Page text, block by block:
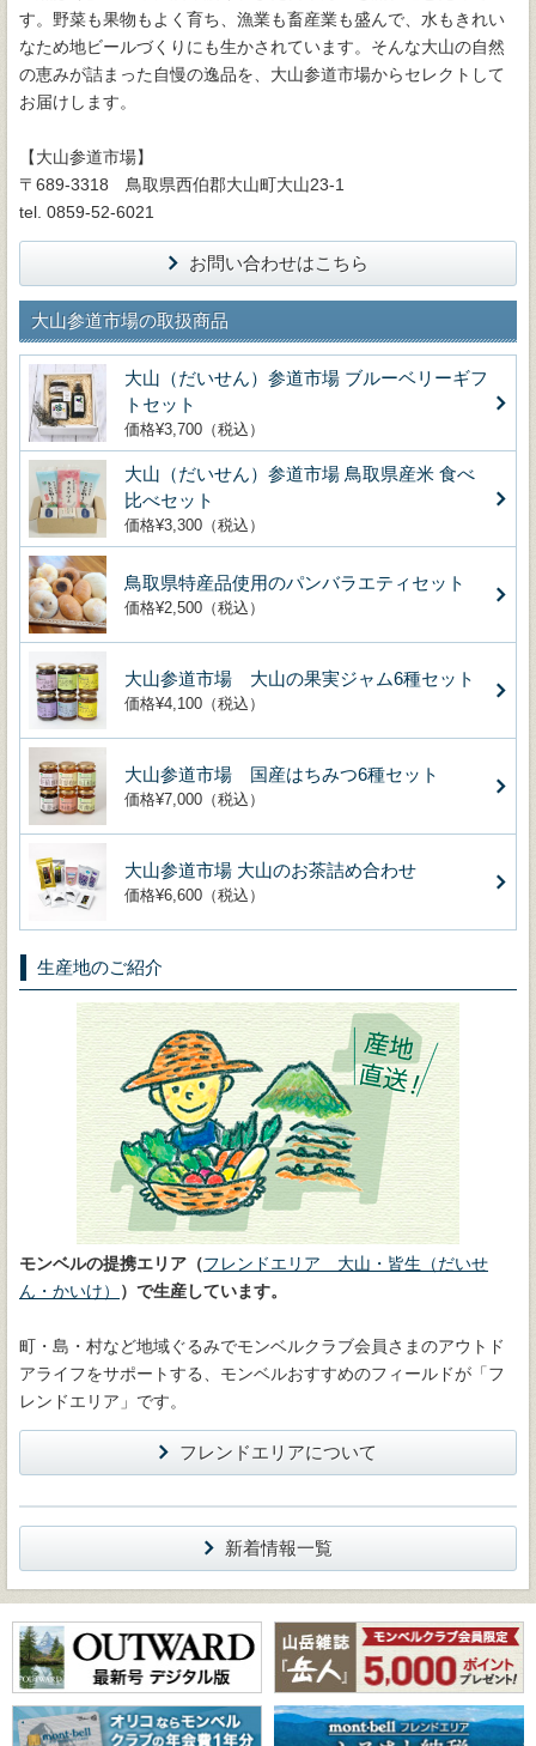
す。野菜も果物もよく育ち、漁業も畜産業も盛んで、水もきれい
なため地ビールづくりにも生かされています。そんな大山の自然
の恵みが詰まった自慢の逸品を、大山参道市場からセレクトして
お届けします。
【大山参道市場】
〒689-3318 鳥取県西伯郡大山町大山23-1
tel. 0859-52-6021
お問い合わせはこちら
大山参道市場の取扱商品
大山（だいせん）参道市場 ブルーベリーギフ
トセット
価格¥3,700（税込）
大山（だいせん）参道市場 鳥取県産米 食べ
比べセット
価格¥3,300（税込）
鳥取県特産品使用のパンバラエティセット
価格¥2,500（税込）
大山参道市場 大山の果実ジャム6種セット
価格¥4,100（税込）
大山参道市場 国産はちみつ6種セット
価格¥7,000（税込）
大山参道市場 大山のお茶詰め合わせ
価格¥6,600（税込）
生産地のご紹介
モンベルの提携エリア（フレンドエリア 大山・皆生（だいせ
ん・かいけ）
）で生産しています。
町・島・村など地域ぐるみでモンベルクラブ会員さまのアウトド
アライフをサポートする、モンベルおすすめのフィールドが「フ
レンドエリア」です。
フレンドエリアについて
新着情報一覧